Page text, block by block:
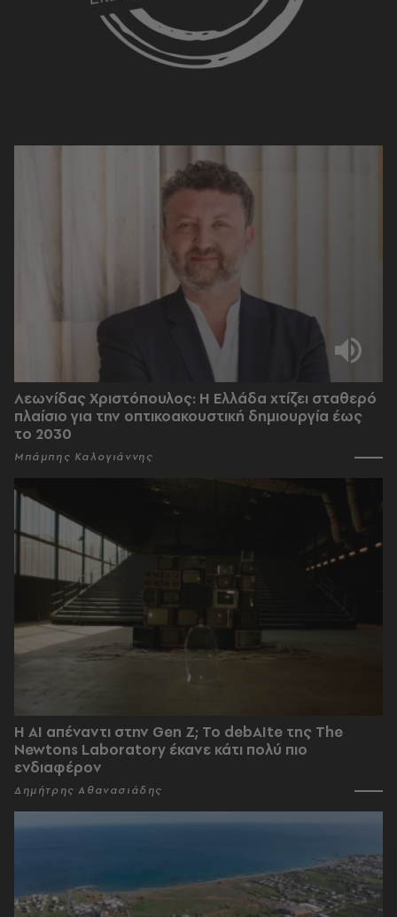
Λεωνίδας Χριστόπουλος: Η Ελλάδα χτίζει σταθερό
πλαίσιο για την οπτικοακουστική δημιουργία έως
το 2030
Μπάμπης Καλογιάννης
Η AI απέναντι στην Gen Z; Το debAIte της The
Newtons Laboratory έκανε κάτι πολύ πιο
ενδιαφέρον
Δημήτρης Αθανασιάδης